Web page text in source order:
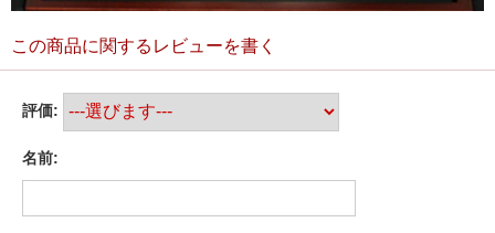
この商品に関するレビューを書く
評価:
名前: